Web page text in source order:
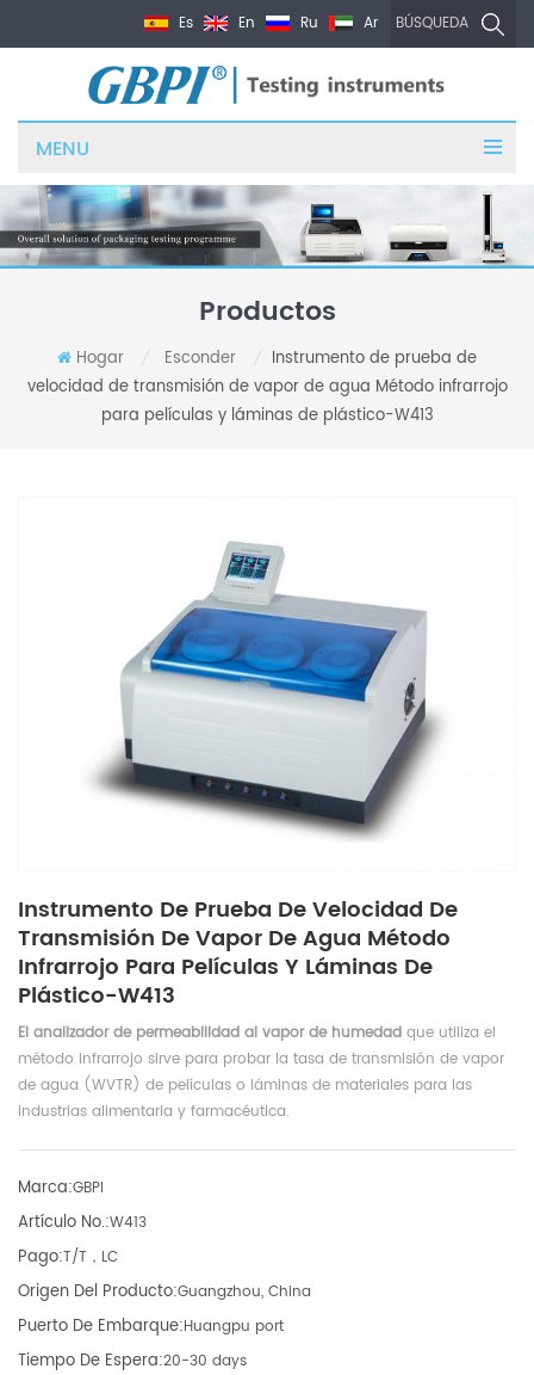
BÚSQUEDA
Es En Ru Ar
MENU
Productos
Hogar Esconder
Instrumento de prueba de
velocidad de transmisión de vapor de agua Método infrarrojo
para películas y láminas de plástico-W413
Instrumento De Prueba De Velocidad De
Transmisión De Vapor De Agua Método
Infrarrojo Para Películas Y Láminas De
Plástico-W413
El analizador de permeabilidad al vapor de humedad que utiliza el
método infrarrojo sirve para probar la tasa de transmisión de vapor
de agua (WVTR) de películas o láminas de materiales para las
industrias alimentaria y farmacéutica.
Marca:GBPI
Artículo No.:W413
Pago:T/T，LC
Origen Del Producto:Guangzhou, China
Puerto De Embarque:Huangpu port
Tiempo De Espera:20-30 days